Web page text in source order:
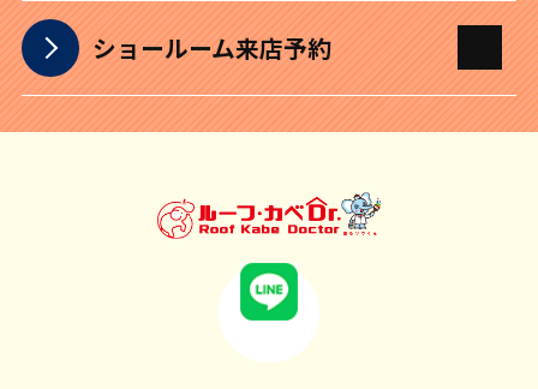
ショールーム来店予約